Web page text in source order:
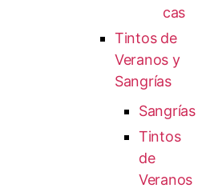
cas
Tintos de
Veranos y
Sangrías
Sangrías
Tintos
de
Veranos